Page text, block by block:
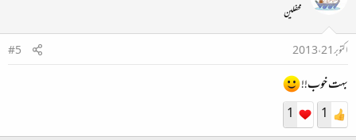
محفلین
اکتوبر 21، 2013
#5
بہت خوب!!
1
1